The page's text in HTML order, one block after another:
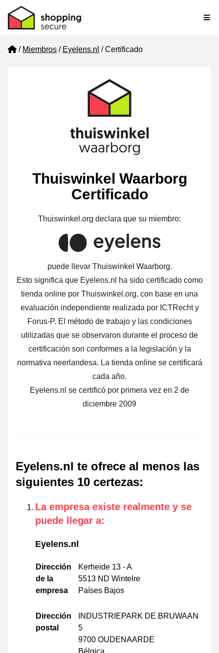
Home
Miembros Eyelens.nl Certificado
Thuiswinkel Waarborg
Certificado
Thuiswinkel.org declara que su miembro:
puede llevar Thuiswinkel Waarborg.
Esto significa que Eyelens.nl ha sido certificado como
tienda online por Thuiswinkel.org, con base en una
evaluación independiente realizada por ICTRecht y
Forus-P. El método de trabajo y las condiciones
utilizadas que se observaron durante el proceso de
certificación son conformes a la legislación y la
normativa neerlandesa. La tienda online se certificará
cada año.
Eyelens.nl se certificó por primera vez en 2 de
diciembre 2009
Eyelens.nl te ofrece al menos las
siguientes 10 certezas:
La empresa existe realmente y se
puede llegar a:
Eyelens.nl
Dirección
de la
empresa
Kerheide 13 - A
5513 ND Wintelre
Países Bajos
Dirección
postal
INDUSTRIEPARK DE BRUWAAN
5
9700 OUDENAARDE
Bélgica